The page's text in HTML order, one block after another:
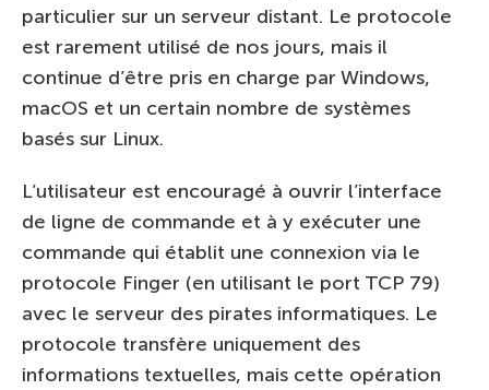
particulier sur un serveur distant. Le protocole
est rarement utilisé de nos jours, mais il
continue d’être pris en charge par Windows,
macOS et un certain nombre de systèmes
basés sur Linux.
L’utilisateur est encouragé à ouvrir l’interface
de ligne de commande et à y exécuter une
commande qui établit une connexion via le
protocole Finger (en utilisant le port TCP 79)
avec le serveur des pirates informatiques. Le
protocole transfère uniquement des
informations textuelles, mais cette opération